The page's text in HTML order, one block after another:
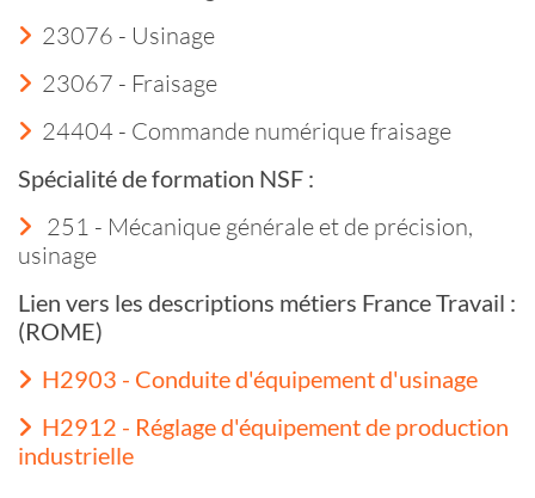
23076 - Usinage
23067 - Fraisage
24404 - Commande numérique fraisage
Spécialité de formation NSF :
251 - Mécanique générale et de précision,
usinage
Lien vers les descriptions métiers France Travail :
(ROME)
H2903 - Conduite d'équipement d'usinage
H2912 - Réglage d'équipement de production
industrielle